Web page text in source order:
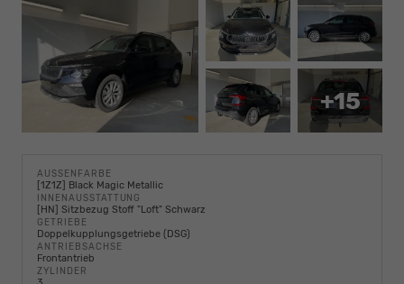
+15
AUSSENFARBE
[1Z1Z] Black Magic Metallic
INNENAUSSTATTUNG
[HN] Sitzbezug Stoff "Loft" Schwarz
GETRIEBE
Doppelkupplungsgetriebe (DSG)
ANTRIEBSACHSE
Frontantrieb
ZYLINDER